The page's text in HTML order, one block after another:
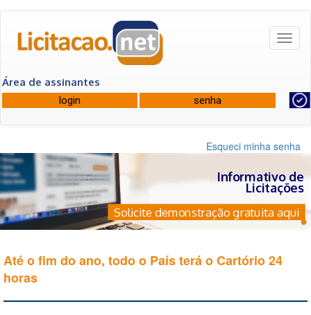
Área de assinantes
Esqueci minha senha
Informativo de
Licitações
Solicite demonstração gratuita aqui
Até o fim do ano, todo o País terá o Cartório 24
horas